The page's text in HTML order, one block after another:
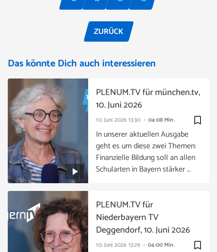
ZURÜCK
Das könnte Dich auch interessieren
bookmark_border
10. Juni 2026 13:30 04:08 Min.
PLENUM.TV für münchen.tv,
10. Juni 2026
In unserer aktuellen Ausgabe
geht es um diese zwei Themen:
Finanzielle Bildung soll an allen
Schularten in Bayern stärker …
bookmark_border
10. Juni 2026 13:29 04:00 Min.
PLENUM.TV für
Niederbayern TV
Deggendorf, 10. Juni 2026